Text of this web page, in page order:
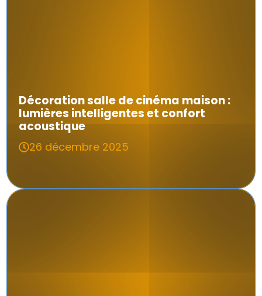
Décoration salle de cinéma maison :
lumières intelligentes et confort
acoustique
26 décembre 2025